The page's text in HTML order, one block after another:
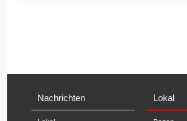
Nachrichten Lokal